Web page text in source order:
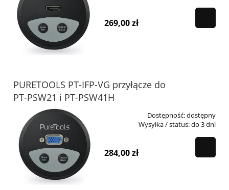
269,00 zł
PURETOOLS PT-IFP-VG przyłącze do
PT-PSW21 i PT-PSW41H
Dostępność:dostępny
Wysyłka / status:do 3 dni
284,00 zł